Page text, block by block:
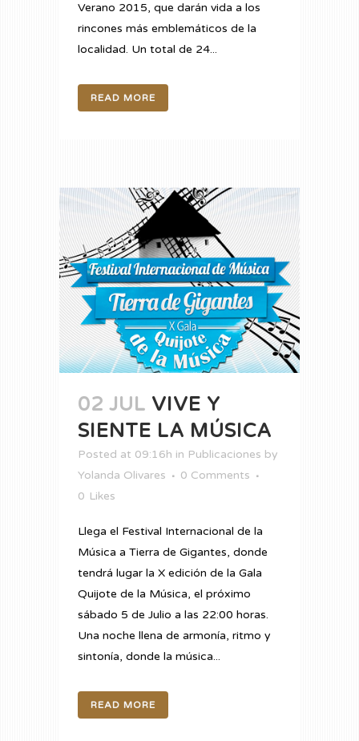
Verano 2015, que darán vida a los
rincones más emblemáticos de la
localidad. Un total de 24...
READ MORE
02 JUL VIVE Y
SIENTE LA MÚSICA
Posted at 09:16h in Publicaciones by
Yolanda Olivares
0 Comments
0 Likes
Llega el Festival Internacional de la
Música a Tierra de Gigantes, donde
tendrá lugar la X edición de la Gala
Quijote de la Música, el próximo
sábado 5 de Julio a las 22:00 horas.
Una noche llena de armonía, ritmo y
sintonía, donde la música...
READ MORE